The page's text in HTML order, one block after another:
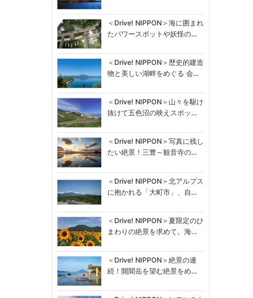
＜Drive! NIPPON＞海に囲まれ
たパワースポットや妖怪の…
＜Drive! NIPPON＞歴史的建造
物と美しい湖畔をめぐる 会…
＜Drive! NIPPON＞山々を駆け
抜けて五色沼の映えスポッ…
＜Drive! NIPPON＞写真に残し
たい絶景！三豊～観音寺の…
＜Drive! NIPPON＞北アルプス
に抱かれる「大町市」、自…
＜Drive! NIPPON＞夏限定のひ
まわりの絶景を求めて。海…
＜Drive! NIPPON＞絶景の連
続！開聞岳を望む絶景をめ…